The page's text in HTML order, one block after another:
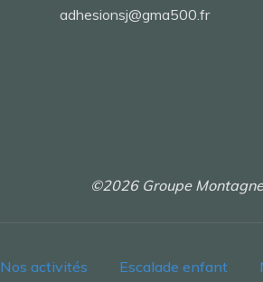
adhesionsj@gma500.fr
©2026 Groupe
Nos activités Escalade enfant